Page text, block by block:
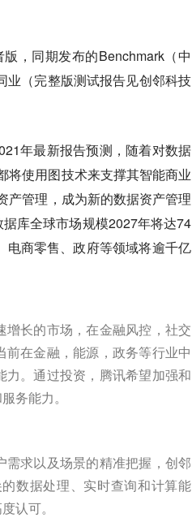
，同期发布的Benchmark（中
业（完整版测试报告见创邻科技
年最新报告预测，随着对数据
将使用图技术来支撑其智能商业
产管理，成为新的数据资产管理
库全球市场规模2027年将达74
电商零售、政府等领域将逾千亿
长的市场，在金融风控，社交
在金融，能源，政务等行业中
。通过投资，腾讯希望加强和
务能力。
求以及场景的精准把握，创邻
数据处理、实时查询和计算能
认可。